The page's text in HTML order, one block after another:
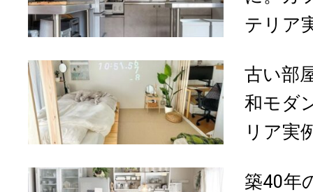
テリア
古い部
和モダ
リア実
築40年